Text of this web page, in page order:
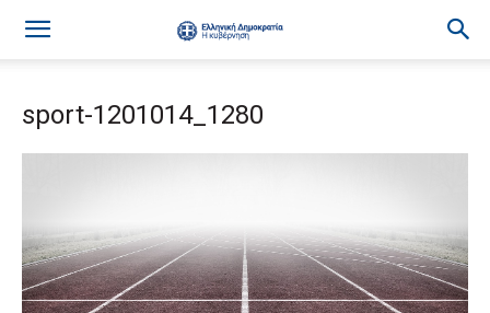
sport-1201014_1280